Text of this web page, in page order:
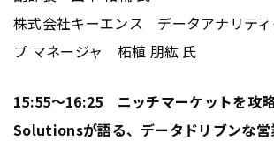
株式会社キーエンス データアナリティ
プ マネージャ 柘植 朋紘 氏
15:55～16:25 ニッチマーケットを攻
Solutionsが語る、データドリブンな営